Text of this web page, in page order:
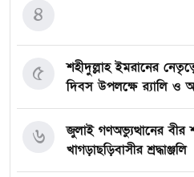
৪
শহীদুল্লাহ ইমরানের
দিবস উপলক্ষে র‍্যালি ও
৫
জুলাই গণঅভ্যুত্থানের বীর
খাগড়াছড়িবাসীর শ্রদ্ধাঞ্জলি
৬